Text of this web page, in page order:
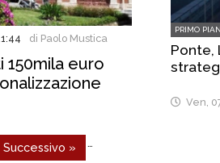
di Paolo Mustica
150mila euro
…
Successivo »
PRIMO
Ponte,
Ven,